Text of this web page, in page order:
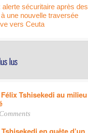
alerte sécuritaire après des
une nouvelle traversée
vers Ceuta
Tshisekedi au milieu